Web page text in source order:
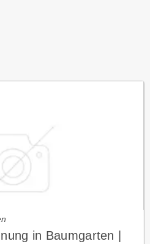
in Baumgarten |